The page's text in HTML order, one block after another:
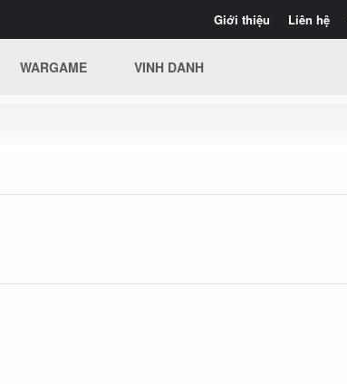
Giới thiệu Liên hệ
WARGAME VINH DANH